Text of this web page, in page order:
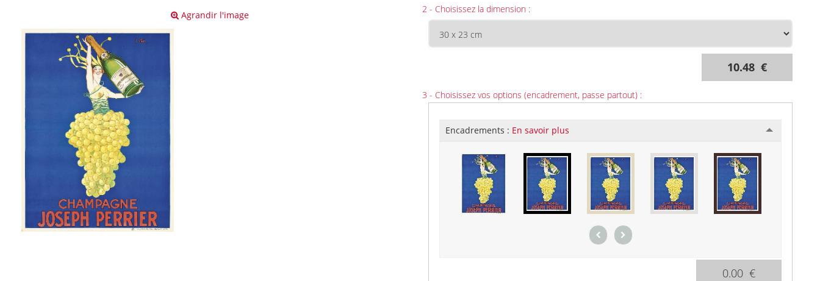
Agrandir l'image
2 - Choisissez la dimension :
10.48 €
3 - Choisissez vos options (encadrement, passe partout) :
Encadrements : En savoir plus
0.00 €